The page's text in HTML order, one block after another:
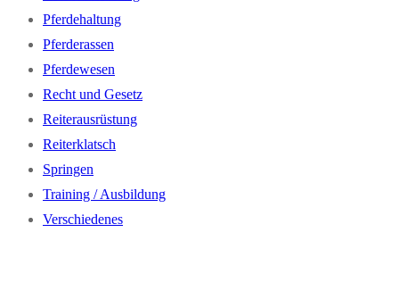
Pferdehaltung
Pferderassen
Pferdewesen
Recht und Gesetz
Reiterausrüstung
Reiterklatsch
Springen
Training / Ausbildung
Verschiedenes